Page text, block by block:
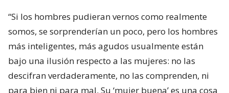
“Si los hombres pudieran vernos como realmente
somos, se sorprenderían un poco, pero los hombres
más inteligentes, más agudos usualmente están
bajo una ilusión respecto a las mujeres: no las
descifran verdaderamente, no las comprenden, ni
para bien ni para mal. Su ‘mujer buena’ es una cosa